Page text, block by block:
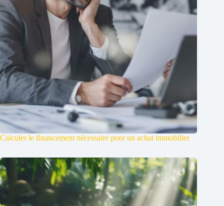
Calculer le financement nécessaire pour un achat immobilier